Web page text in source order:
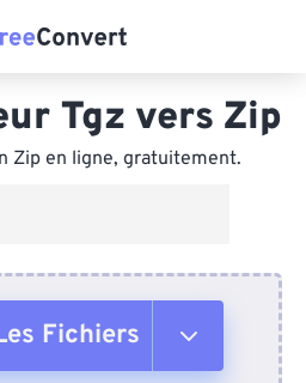
Tgz vers Zip
Zip en ligne, gratuitement.
Fichiers